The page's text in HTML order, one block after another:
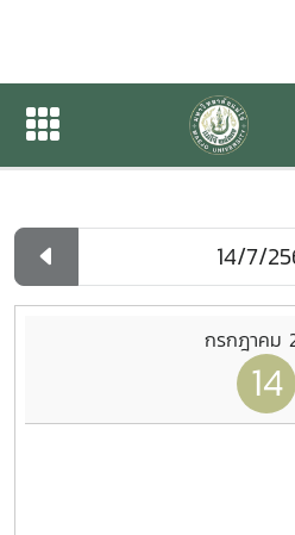
ปฏิทินกิจกรรมขอ
ปฏิทินกิจกรรมของหน่วยงาน
กรกฎาคม
14